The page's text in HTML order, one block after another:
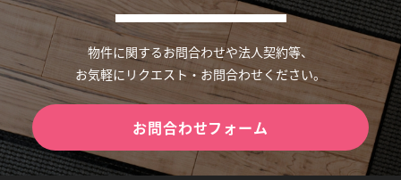
物件に関するお問合わせや法人契約等、
お気軽にリクエスト・お問合わせください。
お問合わせフォーム